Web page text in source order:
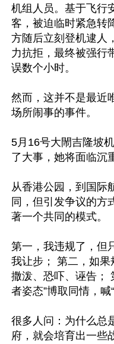
机组人员。基于飞行
客，被迫临时紧急转
方随后立刻登机逮人
力抗拒，最终被强行
误数个小时。
然而，这并不是最近
场所闹事的事件。
5月16号大閙吉隆坡
了大事，她将面临沉
从香港公园，到国际
同，但引发争议的方
著一个共同的模式。
第一，我违规了，但
我让步； 第二，如果
撒泼、恐吓、诬告；
者姿态”博取同情，喊
很多人问：为什么总
府，就会培育出一些